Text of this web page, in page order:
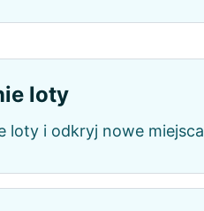
loty
loty i odkryj nowe miejsca